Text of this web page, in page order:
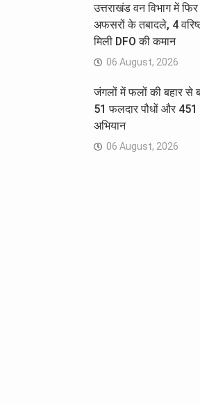
उत्तराखंड वन विभाग में
अफसरों के तबादले, 4
मिली DFO की कमान
06 August, 2026
जंगलों में फलों की बहार से
51 फलदार पौधों और
अभियान
06 August, 2026